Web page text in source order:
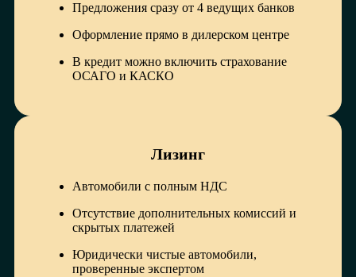
Предложения сразу от 4 ведущих банков
Оформление прямо в дилерском центре
В кредит можно включить страхование
ОСАГО и КАСКО
Лизинг
Автомобили с полным НДС
Отсутствие дополнительных комиссий и
скрытых платежей
Юридически чистые автомобили,
проверенные экспертом